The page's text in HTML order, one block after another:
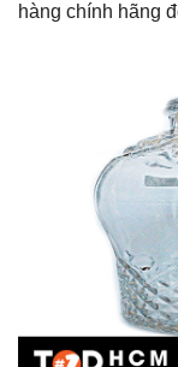
hàng chính hãng